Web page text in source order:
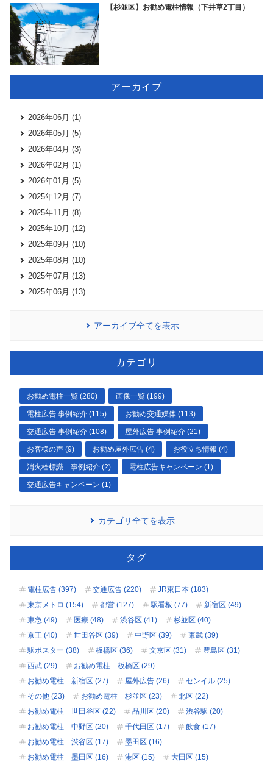
【杉並区】お勧め電柱情報（下井草2丁目）
アーカイブ
2026年06月 (1)
2026年05月 (5)
2026年04月 (3)
2026年02月 (1)
2026年01月 (5)
2025年12月 (7)
2025年11月 (8)
2025年10月 (12)
2025年09月 (10)
2025年08月 (10)
2025年07月 (13)
2025年06月 (13)
アーカイブ全てを表示
カテゴリ
お勧め電柱一覧 (280) 画像一覧 (199)
電柱広告 事例紹介 (115) お勧め交通媒体 (113)
交通広告 事例紹介 (108) 屋外広告 事例紹介 (21)
お客様の声 (9) お勧め屋外広告 (4) お役立ち情報 (4)
消火栓標識 事例紹介 (2) 電柱広告キャンペーン (1)
交通広告キャンペーン (1)
カテゴリ全てを表示
タグ
電柱広告 (397) 交通広告 (220)
JR東日本 (183)
東京メトロ (154)
都営 (127) 駅看板 (77)
新宿区 (49)
東急 (49)
医療 (48) 渋谷区 (41)
杉並区 (40)
京王 (40)
世田谷区 (39) 中野区 (39)
東武 (39)
駅ポスター (38)
板橋区 (36) 文京区 (31)
豊島区 (31)
西武 (29)
お勧め電柱 板橋区 (29)
お勧め電柱 新宿区 (27)
屋外広告 (26)
センイル (25)
その他 (23)
お勧め電柱 杉並区 (23)
北区 (22)
お勧め電柱 世田谷区 (22)
品川区 (20)
渋谷駅 (20)
お勧め電柱 中野区 (20)
千代田区 (17)
飲食 (17)
お勧め電柱 渋谷区 (17)
墨田区 (16)
お勧め電柱 墨田区 (16)
港区 (15)
大田区 (15)